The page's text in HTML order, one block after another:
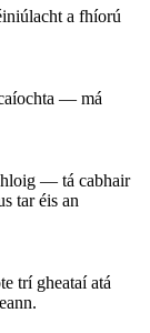
a fhíorú
— má
— tá cabhair
tar éis an
trí gheataí atá